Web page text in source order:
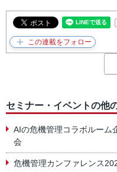
セミナー・イベントの他
AIの危機管理コラボルーム
会
危機管理カンファレンス